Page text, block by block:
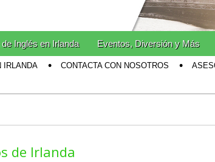
Inglés en Irlanda Eventos, Diversión y Más
IRLANDA CONTACTA CON NOSOTROS
de Irlanda